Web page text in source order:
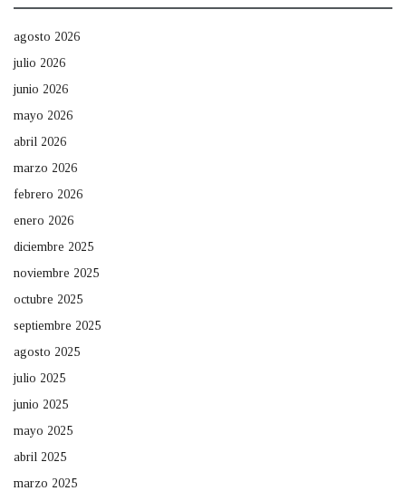
agosto 2026
julio 2026
junio 2026
mayo 2026
abril 2026
marzo 2026
febrero 2026
enero 2026
diciembre 2025
noviembre 2025
octubre 2025
septiembre 2025
agosto 2025
julio 2025
junio 2025
mayo 2025
abril 2025
marzo 2025